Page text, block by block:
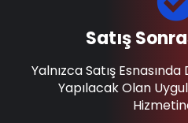
Satış
Yalnızca Satış
Yapılacak Olan